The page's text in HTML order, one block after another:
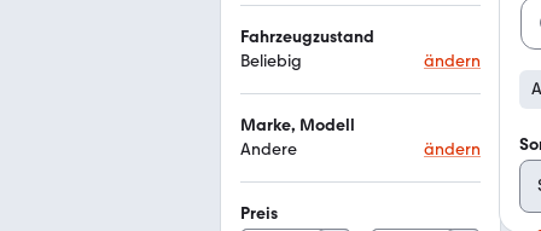
Fahrzeugzustand
Beliebig
ändern
Marke, Modell
Andere
ändern
Preis